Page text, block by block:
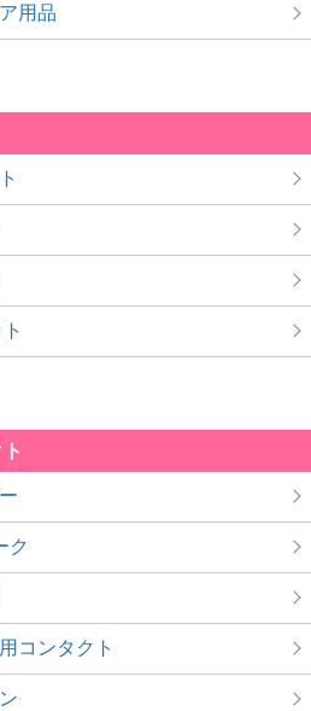
用品
ク
コンタクト